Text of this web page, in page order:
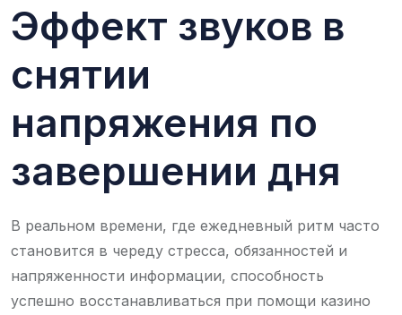
Эффект звуков в
снятии
напряжения по
завершении дня
В реальном времени, где ежедневный ритм часто
становится в череду стресса, обязанностей и
напряженности информации, способность
успешно восстанавливаться при помощи казино